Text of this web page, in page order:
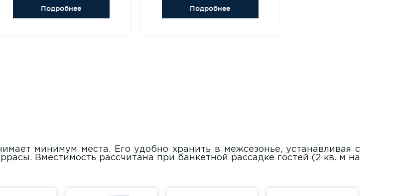
Подробнее Подробнее
минимум места. Его удобно хранить в межсезонье, устанавливая с
Вместимость рассчитана при банкетной рассадке гостей (2 кв. м на